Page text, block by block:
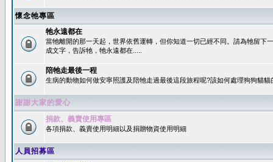
懷念牠專區
牠永遠都在
當牠離開的那一天起，世界依舊運轉，但你知道一切已經不同。請為牠留下
成文字，告訴牠，牠永遠都在.....
陪牠走最後一程
生病的動物如何做安寧照護及陪牠走過最後這段旅程呢?該如何處理狗狗貓貓
謝謝大家的愛心
捐款、義賣使用專區
各項捐款、義賣使用明細以及捐贈物資使用明細
人員招募區